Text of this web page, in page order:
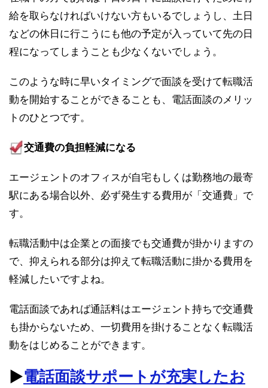
給を取らなければいけない方もいるでしょうし、土日
などの休日に行こうにも他の予定が入っていて先の日
程になってしまうことも少なくないでしょう。
このような時に早いタイミングで面談を受けて転職活
動を開始することができることも、電話面談のメリッ
トのひとつです。
交通費の負担軽減になる
エージェントのオフィスが自宅もしくは勤務地の最寄
駅にある場合以外、必ず発生する費用が「交通費」で
す。
転職活動中は企業との面接でも交通費が掛かりますの
で、抑えられる部分は抑えて転職活動に掛かる費用を
軽減したいですよね。
電話面談であれば通話料はエージェント持ちで交通費
も掛からないため、一切費用を掛けることなく転職活
動をはじめることができます。
▶︎電話面談サポートが充実したお